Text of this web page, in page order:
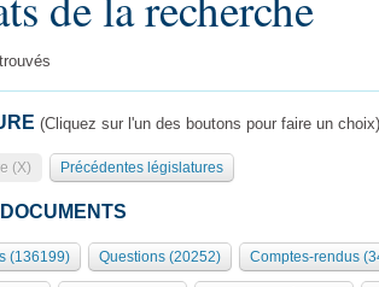
et autres organes
de l'Assemblée
de l'Assemblée
du palais Bourbon
séance
(Cliquez sur l'un des boutons pour faire un choix)
(X) Précédentes législatures
(136199) Questions (20252) Comptes-rendus